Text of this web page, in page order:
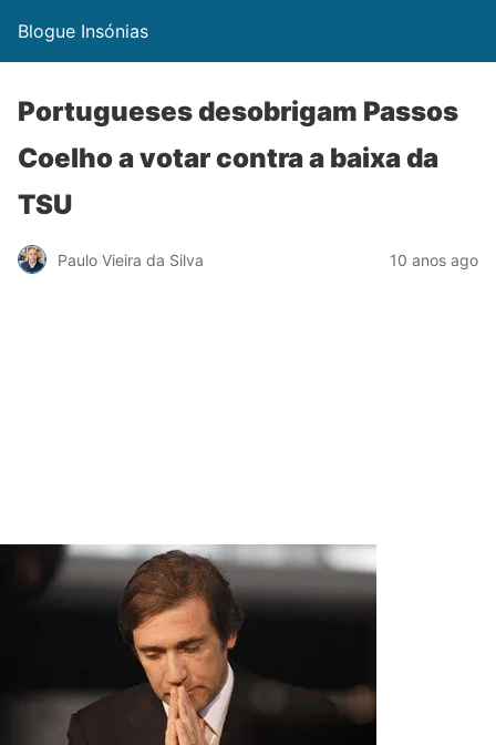
Blogue Insónias
Portugueses desobrigam Passos
Coelho a votar contra a baixa da
TSU
Paulo Vieira da Silva 10 anos ago